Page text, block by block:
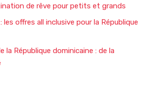
de rêve pour petits et grands
offres all inclusive pour la République
la République dominicaine : de la